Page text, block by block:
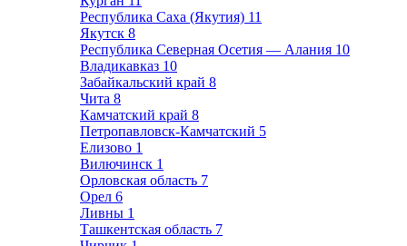
Республика Саха (Якутия) 11
Якутск 8
Республика Северная Осетия — Алания 10
Владикавказ 10
Забайкальский край 8
Чита 8
Камчатский край 8
Петропавловск-Камчатский 5
Елизово 1
Вилючинск 1
Орловская область 7
Орел 6
Ливны 1
Ташкентская область 7